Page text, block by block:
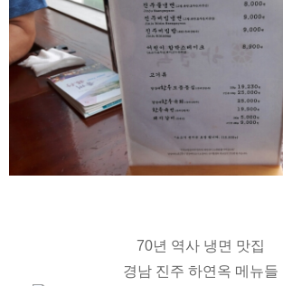
70년 역사 냉면 맛집
경남 진주 하연옥 메뉴들